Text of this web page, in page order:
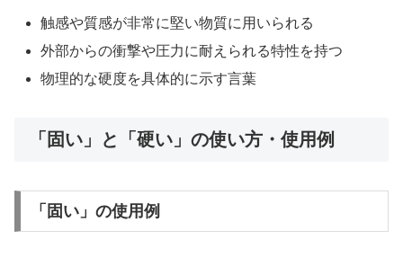
触感や質感が非常に堅い物質に用いられる
外部からの衝撃や圧力に耐えられる特性を持つ
物理的な硬度を具体的に示す言葉
「固い」と「硬い」の使い方・使用例
「固い」の使用例